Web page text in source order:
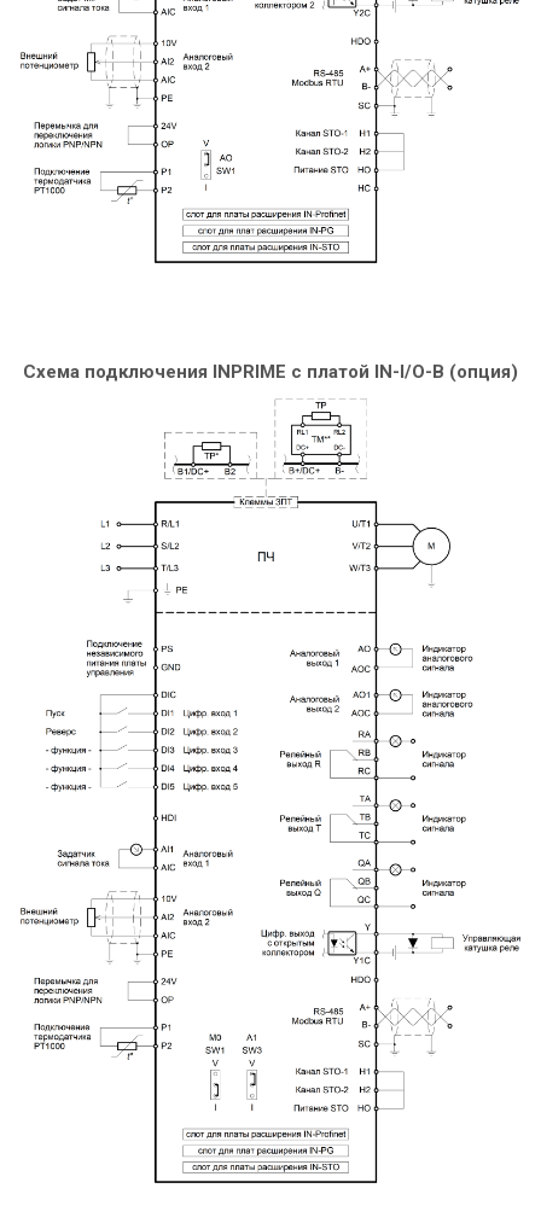
Схема подключения INPRIME c платой IN-I/O-B (опция)